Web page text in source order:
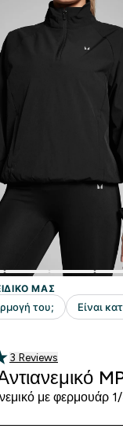
3 customer reviews
3 Reviews
Αντιανεμικό
με φερμουάρ